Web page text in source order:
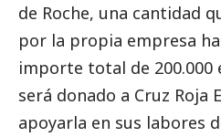
de Roche, una cantidad
por la propia empresa
importe total de 200.000
será donado a Cruz Roja
apoyarla en sus labores